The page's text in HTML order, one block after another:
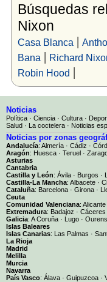
Búsquedas
Nixon
Casa Blanca |
Bana | Richard
Robin Hood |
Noticias
Política · Ciencia · Cultura ·
Salud · La coctelera · Noticias
Noticias por zonas
Andalucía: Almería · Cádiz ·
Aragón: Huesca · Teruel ·
Asturias
Cantabria
Castilla y León: Ávila · Burgos ·
Castilla-La Mancha: Albacete ·
Cataluña: Barcelona · Girona ·
Ceuta
Comunidad Valenciana: Alicante
Extremadura: Badajoz · Cáceres
Galicia: A Coruña · Lugo ·
Islas Baleares
Islas Canarias: Las Palmas ·
La Rioja
Madrid
Melilla
Murcia
Navarra
País Vasco: Álava · Guipuzcoa ·